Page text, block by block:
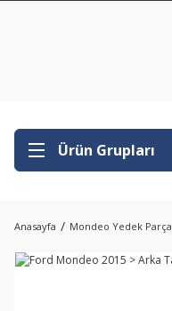
Ürün Grupları
Anasayfa Mondeo Yedek Parça